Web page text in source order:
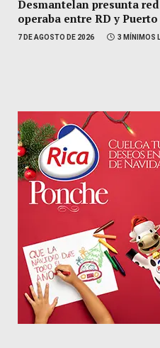
Desmantelan presunta
operaba entre RD y
7 DE AGOSTO DE 2026 3 MÍNIMOS